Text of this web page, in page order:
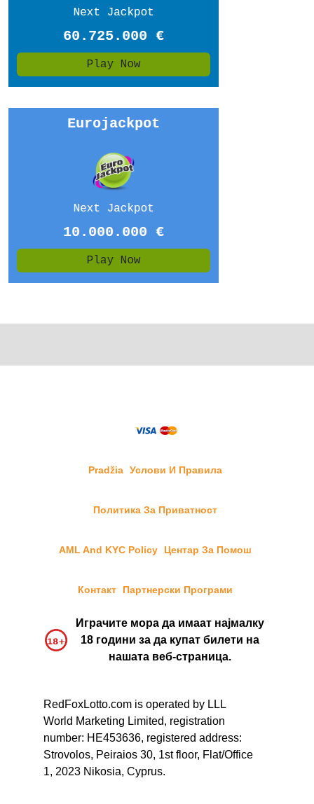
Pradžia Услови И Правила
Политика За Приватност
AML And KYC Policy Центар За Помош
Контакт Партнерски Програми
Играчите мора да имаат најмалку
18 години за да купат билети на
нашата веб-страница.
RedFoxLotto.com is operated by LLL
World Marketing Limited, registration
number: HE453636, registered address:
Strovolos, Peiraios 30, 1st floor, Flat/Office
1, 2023 Nikosia, Cyprus.